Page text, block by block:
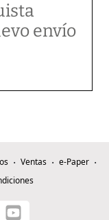
envío
Ventas
e-Paper